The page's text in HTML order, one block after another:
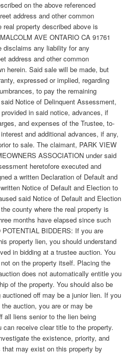
on the above referenced
address and other common
property described above is
AVE ONTARIO CA 91761
disclaims any liability for any
address and other common
herein. Said sale will be made, but
expressed or implied, regarding
to pay the remaining
Notice of Delinquent Assessment,
in said notice, advances, if
and expenses of the Trustee, to-
and additional advances, if any,
to sale. The claimant, PARK VIEW
ASSOCIATION under said
heretofore executed and
a written Declaration of Default and
Notice of Default and Election to
said Notice of Default and Election
county where the real property is
months have elapsed since such
POTENTIAL BIDDERS: If you are
property lien, you should understand
in bidding at a trustee auction. You
on the property itself. Placing the
does not automatically entitle you
of the property. You should also be
off may be a junior lien. If you
auction, you are or may be
all liens senior to the lien being
can receive clear title to the property.
the existence, priority, and
may exist on this property by